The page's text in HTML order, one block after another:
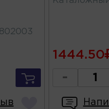
1444.50
-